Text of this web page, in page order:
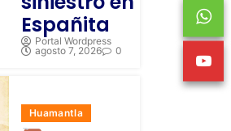
Españita
Portal Wordpress
agosto 7, 2026
0
Huamantla